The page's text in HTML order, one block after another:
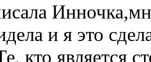
и я это
кто является